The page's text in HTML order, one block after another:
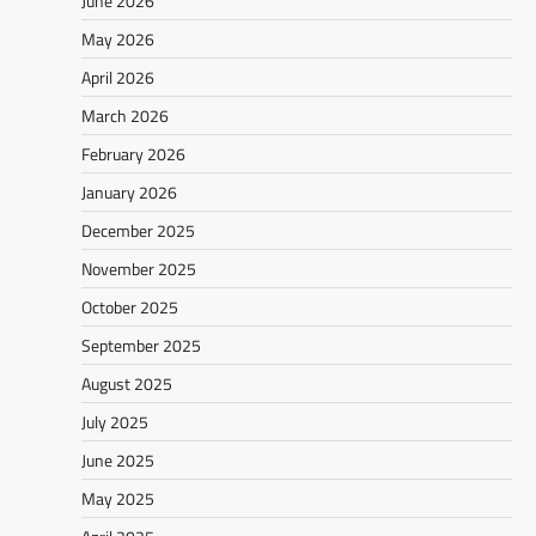
May 2026
April 2026
March 2026
February 2026
January 2026
December 2025
November 2025
October 2025
September 2025
August 2025
July 2025
June 2025
May 2025